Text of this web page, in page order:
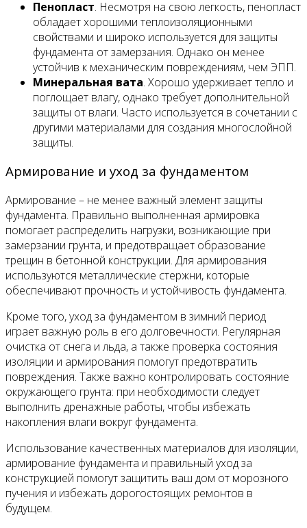
Пенопласт. Несмотря на свою легкость, пенопласт
обладает хорошими теплоизоляционными
свойствами и широко используется для защиты
фундамента от замерзания. Однако он менее
устойчив к механическим повреждениям, чем ЭПП.
Минеральная вата. Хорошо удерживает тепло и
поглощает влагу, однако требует дополнительной
защиты от влаги. Часто используется в сочетании с
другими материалами для создания многослойной
защиты.
Армирование и уход за фундаментом
Армирование – не менее важный элемент защиты
фундамента. Правильно выполненная армировка
помогает распределить нагрузки, возникающие при
замерзании грунта, и предотвращает образование
трещин в бетонной конструкции. Для армирования
используются металлические стержни, которые
обеспечивают прочность и устойчивость фундамента.
Кроме того, уход за фундаментом в зимний период
играет важную роль в его долговечности. Регулярная
очистка от снега и льда, а также проверка состояния
изоляции и армирования помогут предотвратить
повреждения. Также важно контролировать состояние
окружающего грунта: при необходимости следует
выполнить дренажные работы, чтобы избежать
накопления влаги вокруг фундамента.
Использование качественных материалов для изоляции,
армирование фундамента и правильный уход за
конструкцией помогут защитить ваш дом от морозного
пучения и избежать дорогостоящих ремонтов в
будущем.